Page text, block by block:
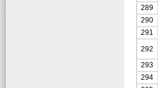
289
290
291
292
293
294